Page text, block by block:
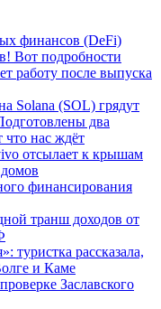
финансов (DeFi)
Вот подробности
работу после выпуска
Solana (SOL) грядут
два
нас ждёт
отсылает к крышам
финансирования
транш доходов от
туристка рассказала,
и Каме
Заславского